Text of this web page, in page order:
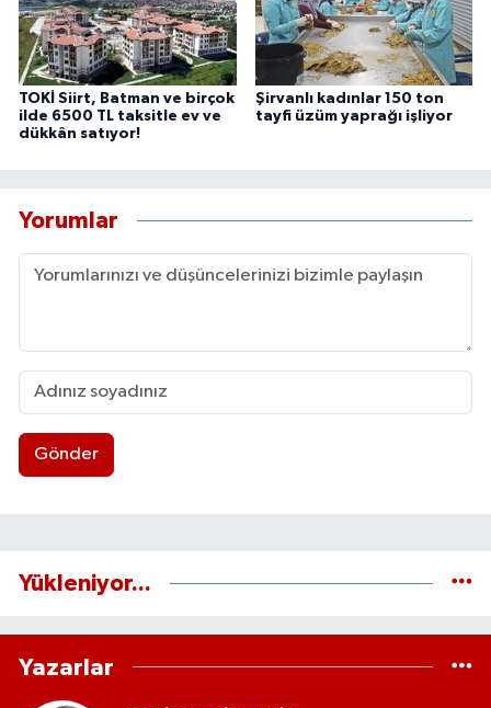
TOKİ Siirt, Batman ve birçok
ilde 6500 TL taksitle ev ve
dükkân satıyor!
Şirvanlı kadınlar 150 ton
tayfi üzüm yaprağı işliyor
Yorumlar
Gönder
Yükleniyor...
Yazarlar